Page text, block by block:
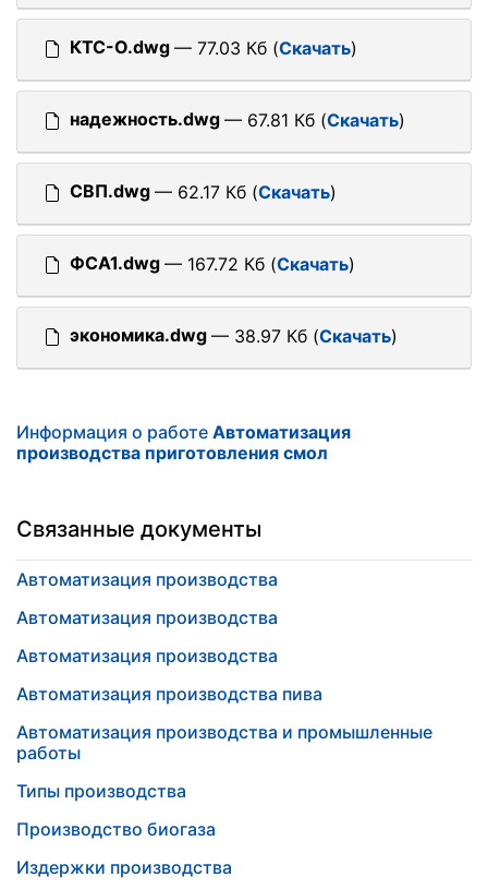
КТС-О.dwg — 77.03 Кб (Скачать)
надежность.dwg — 67.81 Кб (Скачать)
СВП.dwg — 62.17 Кб (Скачать)
ФСА1.dwg — 167.72 Кб (Скачать)
экономика.dwg — 38.97 Кб (Скачать)
Информация о работе Автоматизация
производства приготовления смол
Связанные документы
Автоматизация производства
Автоматизация производства
Автоматизация производства
Автоматизация производства пива
Автоматизация производства и промышленные
работы
Типы производства
Производство биогаза
Издержки производства